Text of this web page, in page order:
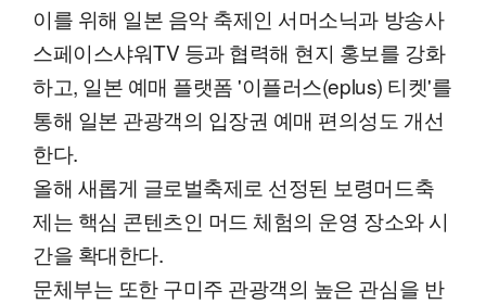
이를 위해 일본 음악 축제인 서머소닉과 방송사
스페이스샤워TV 등과 협력해 현지 홍보를 강화
하고, 일본 예매 플랫폼 '이플러스(eplus) 티켓'를
통해 일본 관광객의 입장권 예매 편의성도 개선
한다.
올해 새롭게 글로벌축제로 선정된 보령머드축
제는 핵심 콘텐츠인 머드 체험의 운영 장소와 시
간을 확대한다.
문체부는 또한 구미주 관광객의 높은 관심을 반